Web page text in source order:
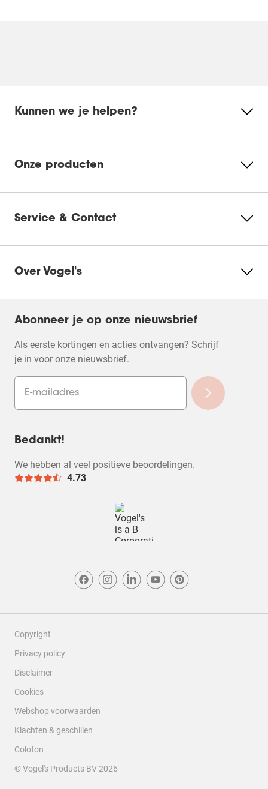
Kunnen we je helpen?
Onze producten
Service & Contact
Over Vogel's
Abonneer je op onze nieuwsbrief
Als eerste kortingen en acties ontvangen? Schrijf
je in voor onze nieuwsbrief.
Bedankt!
We hebben al veel positieve beoordelingen.
4.73
Copyright
Privacy policy
Disclaimer
Cookies
Webshop voorwaarden
Klachten & geschillen
Colofon
© Vogel's Products BV2026